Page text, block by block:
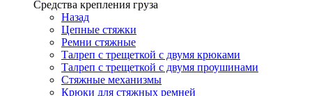
Средства крепления груза
Назад
Цепные стяжки
Ремни стяжные
Талреп с трещеткой с двумя крюками
Талреп с трещеткой с двумя проушинами
Стяжные механизмы
Крюки для стяжных ремней